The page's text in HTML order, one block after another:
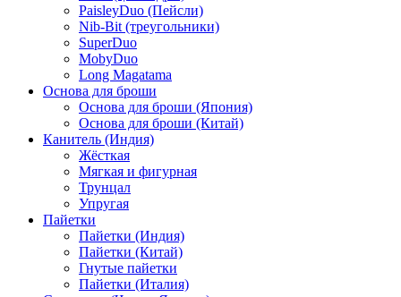
PaisleyDuo (Пейсли)
Nib-Bit (треугольники)
SuperDuo
MobyDuo
Long Magatama
Основа для броши
Основа для броши (Япония)
Основа для броши (Китай)
Канитель (Индия)
Жёсткая
Мягкая и фигурная
Трунцал
Упругая
Пайетки
Пайетки (Индия)
Пайетки (Китай)
Гнутые пайетки
Пайетки (Италия)